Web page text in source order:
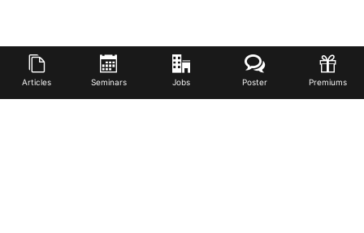
Articles Seminars Jobs Poster Premiums